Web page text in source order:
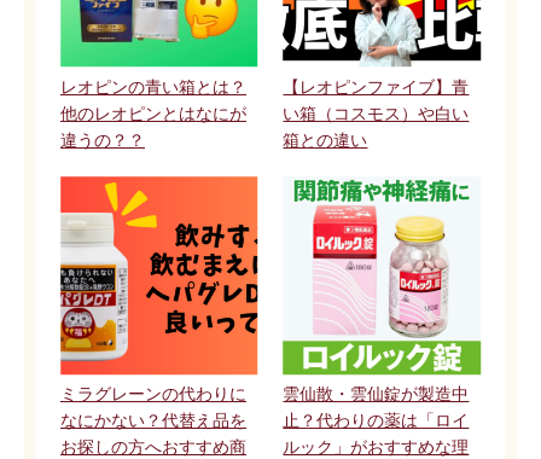
レオピンの青い箱とは？
他のレオピンとはなにが
違うの？？
【レオピンファイブ】青
い箱（コスモス）や白い
箱との違い
ミラグレーンの代わりに
なにかない？代替え品を
お探しの方へおすすめ商
雲仙散・雲仙錠が製造中
止？代わりの薬は「ロイ
ルック」がおすすめな理